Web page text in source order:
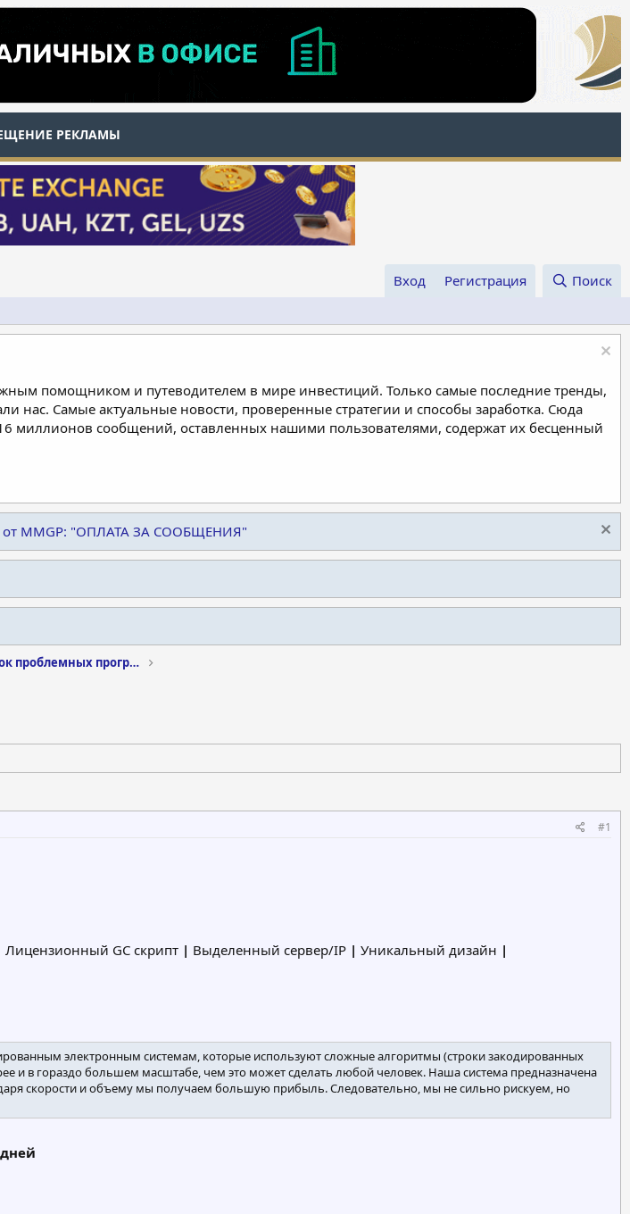
РЕКЛАМЫ
Вход Регистрация Поиск
помощником и путеводителем в мире инвестиций. Только самые последние тренды,
нас. Самые актуальные новости, проверенные стратегии и способы заработка. Сюда
миллионов сообщений, оставленных нашими пользователями, содержат их бесценный
от MMGP: "ОПЛАТА ЗА СООБЩЕНИЯ"
Архив раздела: Список проблемных программ
#1
Лицензионный GC скрипт | Выделенный сервер/IP | Уникальный дизайн |
электронным системам, которые используют сложные алгоритмы (строки закодированных
и в гораздо большем масштабе, чем это может сделать любой человек. Наша система предназначена
скорости и объему мы получаем большую прибыль. Следовательно, мы не сильно рискуем, но